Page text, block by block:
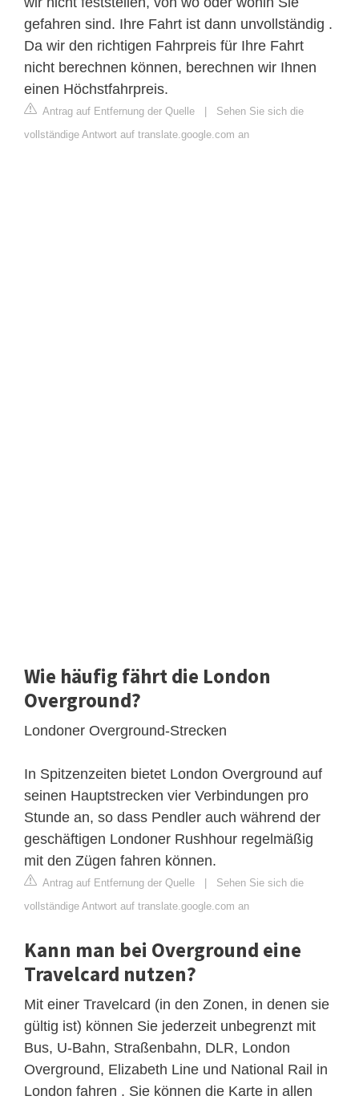
gefahren sind. Ihre Fahrt ist dann unvollständig .
Da wir den richtigen Fahrpreis für Ihre Fahrt
nicht berechnen können, berechnen wir Ihnen
einen Höchstfahrpreis.
Antrag auf Entfernung der Quelle | Sehen Sie sich die
vollständige Antwort auf translate.google.com an
Wie häufig fährt die London
Overground?
Londoner Overground-Strecken
In Spitzenzeiten bietet London Overground auf
seinen Hauptstrecken vier Verbindungen pro
Stunde an, so dass Pendler auch während der
geschäftigen Londoner Rushhour regelmäßig
mit den Zügen fahren können.
Antrag auf Entfernung der Quelle | Sehen Sie sich die
vollständige Antwort auf translate.google.com an
Kann man bei Overground eine
Travelcard nutzen?
Mit einer Travelcard (in den Zonen, in denen sie
gültig ist) können Sie jederzeit unbegrenzt mit
Bus, U-Bahn, Straßenbahn, DLR, London
Overground, Elizabeth Line und National Rail in
London fahren . Sie können die Karte in allen